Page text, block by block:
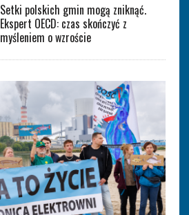
Setki polskich gmin mogą zniknąć.
Ekspert OECD: czas skończyć z
myśleniem o wzroście